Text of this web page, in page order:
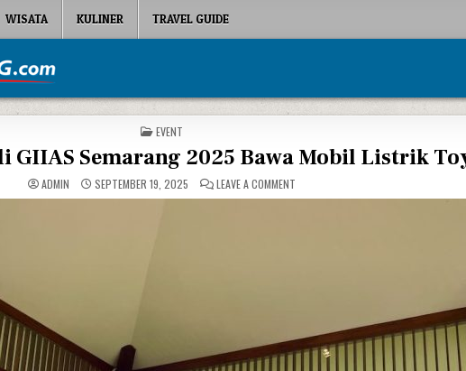
WISATA KULINER TRAVEL GUIDE
POSTED IN
EVENT
GIIAS Semarang 2025 Bawa Mobil Listrik
ADMIN SEPTEMBER 19, 2025 LEAVE A COMMENT ON NASMOCO HADIR DI GIIAS